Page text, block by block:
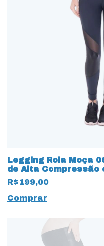
Legging Rola Moça
de Alta Compressão
R$199,00
Comprar